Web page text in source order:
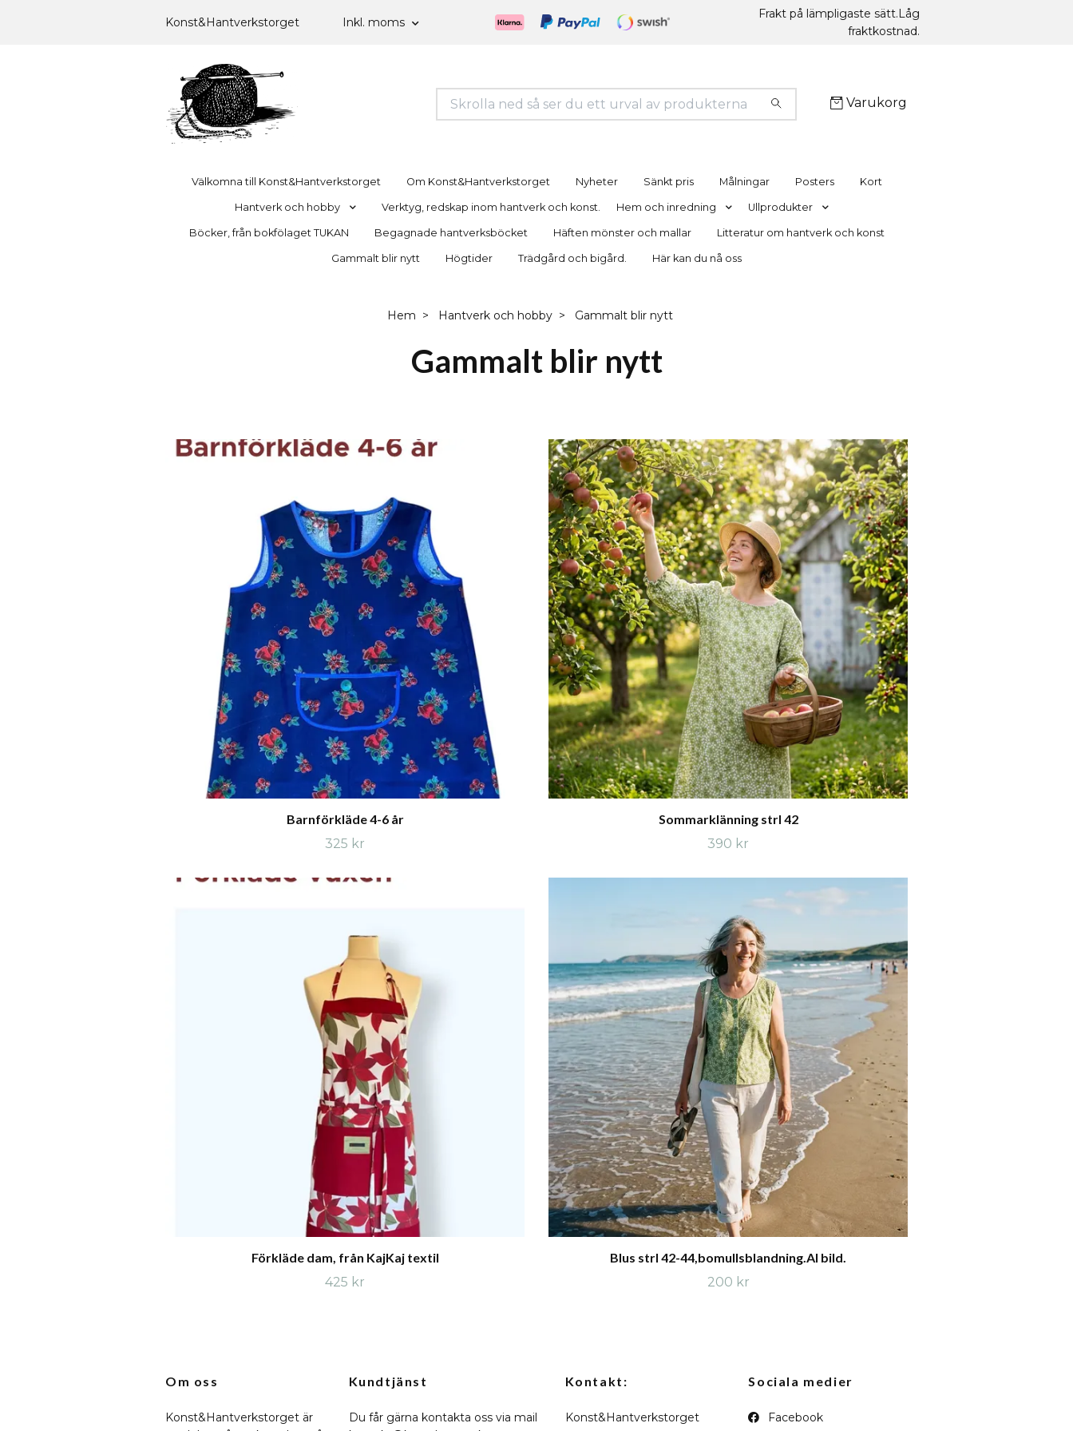
Konst&Hantverkstorget Inkl. moms
Frakt på lämpligaste sätt.Låg
fraktkostnad.
Varukorg
Välkomna till Konst&Hantverkstorget Om Konst&Hantverkstorget Nyheter Sänkt pris Målningar Posters Kort
Hantverk och hobby Verktyg, redskap inom hantverk och konst. Hem och inredning Ullprodukter
Böcker, från bokfölaget TUKAN Begagnade hantverksböcket Häften mönster och mallar Litteratur om hantverk och konst
Gammalt blir nytt Högtider Trädgård och bigård. Här kan du nå oss
Hem Hantverk och hobby Gammalt blir nytt
Gammalt blir nytt
Barnförkläde 4-6 år
325 kr
Sommarklänning strl 42
390 kr
Förkläde dam, från KajKaj textil
425 kr
Blus strl 42-44,bomullsblandning.AI bild.
200 kr
Om oss
Konst&Hantverkstorget är
Kundtjänst
Du får gärna kontakta oss via mail
Kontakt:
Konst&Hantverkstorget
Sociala medier
Facebook